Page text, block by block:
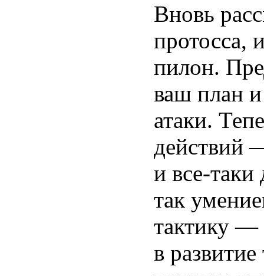
Вновь
протосса,
пилон.
ваш план
атаки.
действий
и все-таки
так
тактику —
в